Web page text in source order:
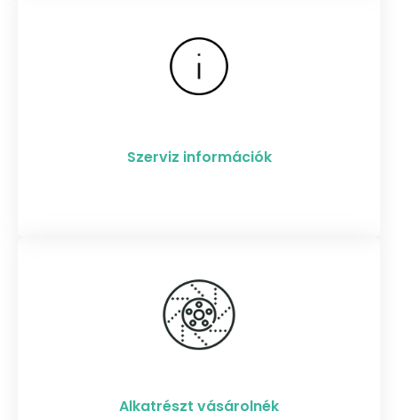
Szerviz információk
Alkatrészt vásárolnék